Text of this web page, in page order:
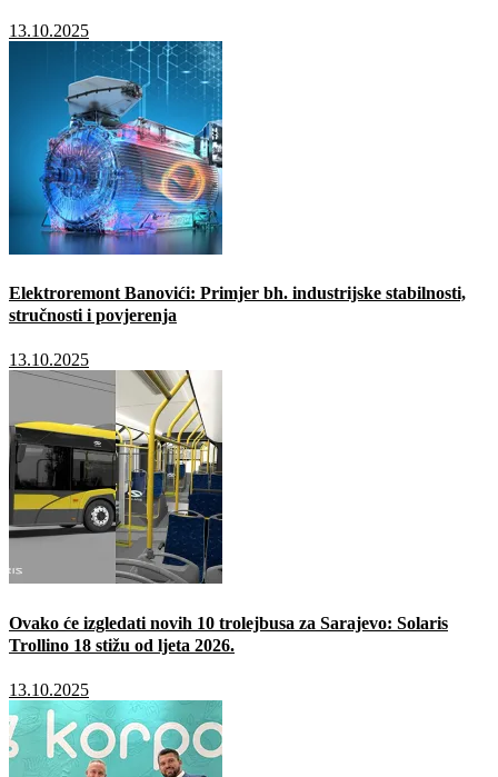
13.10.2025
Elektroremont Banovići: Primjer bh. industrijske stabilnosti,
stručnosti i povjerenja
13.10.2025
Ovako će izgledati novih 10 trolejbusa za Sarajevo: Solaris
Trollino 18 stižu od ljeta 2026.
13.10.2025